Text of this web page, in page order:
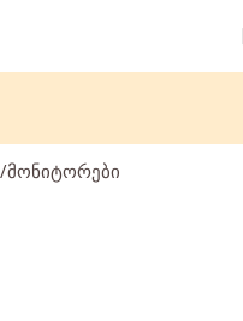
მონიტორები